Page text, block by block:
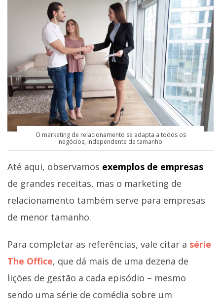
O marketing de relacionamento se adapta a todos os
negócios, independente de tamanho
Até aqui, observamos exemplos de empresas
de grandes receitas, mas o marketing de
relacionamento também serve para empresas
de menor tamanho.
Para completar as referências, vale citar a série
The Office, que dá mais de uma dezena de
lições de gestão a cada episódio – mesmo
sendo uma série de comédia sobre um